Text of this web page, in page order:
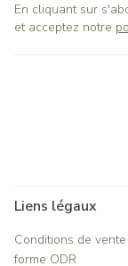
En cliquant sur
et acceptez notre
Liens légaux
Conditions de vente
forme ODR